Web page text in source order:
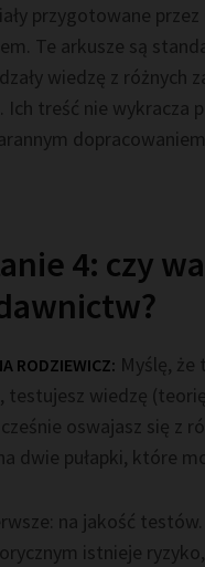
przygotowane
Te arkusze są
wiedzę z różnych
Ich treść nie wykracza
dopracowaniem
4: czy
RODZIEWICZ: Myślę, że
testujesz wiedzę
oswajasz się z
dwie pułapki, które
na jakość
istnieje